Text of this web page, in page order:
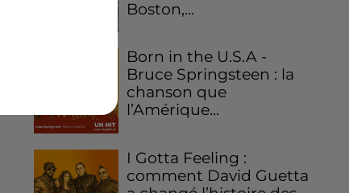
Boston,...
Born in the U.S.A -
Bruce Springsteen : la
chanson que
l’Amérique...
I Gotta Feeling :
comment David Guetta